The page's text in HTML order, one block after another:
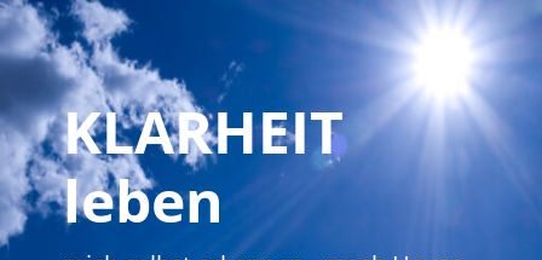
KLARHEIT
leben